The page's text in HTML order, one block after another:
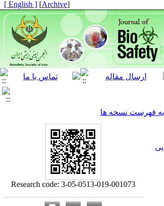
[
Archive
]
[ English ]
فهرست نسخه ها
Research code: 3-05-0513-019-001073